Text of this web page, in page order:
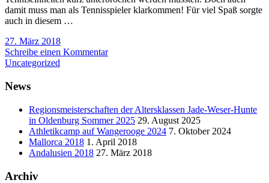
damit muss man als Tennisspieler klarkommen! Für viel Spaß sorgte
auch in diesem …
27. März 2018
Schreibe einen Kommentar
Uncategorized
News
Regionsmeisterschaften der Altersklassen Jade-Weser-Hunte
in Oldenburg Sommer 2025 29. August 2025
Athletikcamp auf Wangerooge 2024 7. Oktober 2024
Mallorca 2018 1. April 2018
Andalusien 2018 27. März 2018
Archiv